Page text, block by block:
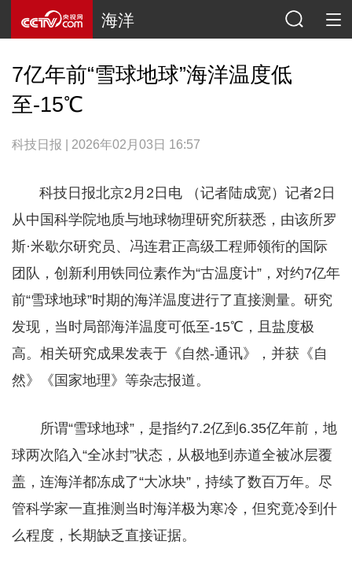
海洋
7亿年前“雪球地球”海洋温度低
至-15℃
科技日报 | 2026年02月03日 16:57
科技日报北京2月2日电 （记者陆成宽）记者2日
从中国科学院地质与地球物理研究所获悉，由该所罗
斯·米歇尔研究员、冯连君正高级工程师领衔的国际
团队，创新利用铁同位素作为“古温度计”，对约7亿年
前“雪球地球”时期的海洋温度进行了直接测量。研究
发现，当时局部海洋温度可低至-15℃，且盐度极
高。相关研究成果发表于《自然-通讯》，并获《自
然》《国家地理》等杂志报道。
所谓“雪球地球”，是指约7.2亿到6.35亿年前，地
球两次陷入“全冰封”状态，从极地到赤道全被冰层覆
盖，连海洋都冻成了“大冰块”，持续了数百万年。尽
管科学家一直推测当时海洋极为寒冷，但究竟冷到什
么程度，长期缺乏直接证据。